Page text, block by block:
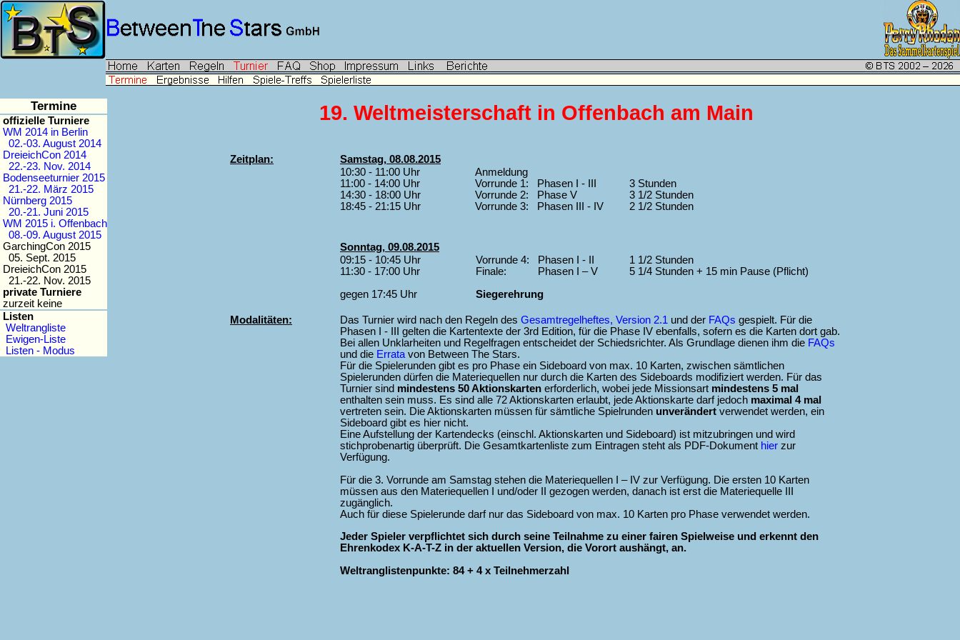
Termine
offizielle Turniere
WM 2014 in Berlin
02.-03. August 2014
DreieichCon 2014
22.-23. Nov. 2014
Bodenseeturnier 2015
21.-22. März 2015
Nürnberg 2015
20.-21. Juni 2015
WM 2015 i. Offenbach
08.-09. August 2015
GarchingCon 2015
05. Sept. 2015
DreieichCon 2015
21.-22. Nov. 2015
private Turniere
zurzeit keine
Listen
Weltrangliste
Ewigen-Liste
Listen - Modus
19. Weltmeisterschaft in Offenbach am Main
Zeitplan:
Samstag, 08.08.2015
10:30 - 11:00 Uhr
11:00 - 14:00 Uhr
14:30 - 18:00 Uhr
18:45 - 21:15 Uhr
Anmeldung
Vorrunde 1: Phasen I - III
Vorrunde 2: Phase V
Vorrunde 3: Phasen III - IV
3 Stunden
3 1/2 Stunden
2 1/2 Stunden
Sonntag, 09.08.2015
09:15 - 10:45 Uhr
11:30 - 17:00 Uhr
gegen 17:45 Uhr
Vorrunde 4: Phasen I - II
Finale: Phasen I – V
Siegerehrung
1 1/2 Stunden
5 1/4 Stunden + 15 min Pause (Pflicht)
Modalitäten: Das Turnier wird nach den Regeln des Gesamtregelheftes, Version 2.1 und der FAQs gespielt. Für die
Phasen I - III gelten die Kartentexte der 3rd Edition, für die Phase IV ebenfalls, sofern es die Karten dort gab.
Bei allen Unklarheiten und Regelfragen entscheidet der Schiedsrichter. Als Grundlage dienen ihm die FAQs
und die Errata von Between The Stars.
Für die Spielerunden gibt es pro Phase ein Sideboard von max. 10 Karten, zwischen sämtlichen
Spielerunden dürfen die Materiequellen nur durch die Karten des Sideboards modifiziert werden. Für das
Turnier sind mindestens 50 Aktionskarten erforderlich, wobei jede Missionsart mindestens 5 mal
enthalten sein muss. Es sind alle 72 Aktionskarten erlaubt, jede Aktionskarte darf jedoch maximal 4 mal
vertreten sein. Die Aktionskarten müssen für sämtliche Spielrunden unverändert verwendet werden, ein
Sideboard gibt es hier nicht.
Eine Aufstellung der Kartendecks (einschl. Aktionskarten und Sideboard) ist mitzubringen und wird
stichprobenartig überprüft. Die Gesamtkartenliste zum Eintragen steht als PDF-Dokument hier zur
Verfügung.
Für die 3. Vorrunde am Samstag stehen die Materiequellen I – IV zur Verfügung. Die ersten 10 Karten
müssen aus den Materiequellen I und/oder II gezogen werden, danach ist erst die Materiequelle III
zugänglich.
Auch für diese Spielerunde darf nur das Sideboard von max. 10 Karten pro Phase verwendet werden.
Jeder Spieler verpflichtet sich durch seine Teilnahme zu einer fairen Spielweise und erkennt den
Ehrenkodex K-A-T-Z in der aktuellen Version, die Vorort aushängt, an.
Weltranglistenpunkte: 84 + 4 x Teilnehmerzahl